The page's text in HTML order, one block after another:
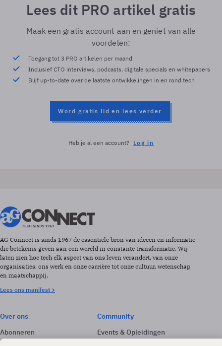
Lees dit PRO artikel gratis
Maak een gratis account aan en geniet van alle
voordelen:
Toegang tot 3 PRO artikelen per maand
Inclusief CTO interviews, podcasts, digitale specials en whitepapers
Blijf up-to-date over de laatste ontwikkelingen in en rond tech
Word gratis lid en lees verder
Heb je al een account? Log in
AG Connect is sinds 1967 de essentiële bron van ideeën en informatie
die betekenis geven aan een wereld in constante transformatie. Wij
laten zien hoe tech elk aspect van ons leven verandert, van onze
organisaties, ons werk en onze carrière tot onze cultuur, wetenschap
en maatschappij.
Lees ons manifest >
Over ons
Abonneren
Adverteren
Community
Events & Opleidingen